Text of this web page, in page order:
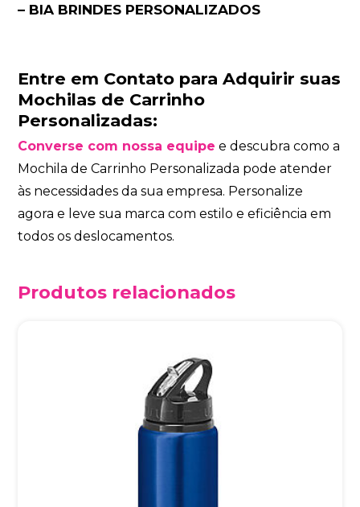
– BIA BRINDES PERSONALIZADOS
Entre em Contato para Adquirir suas
Mochilas de Carrinho
Personalizadas:
Converse com nossa equipe e descubra como a
Mochila de Carrinho Personalizada pode atender
às necessidades da sua empresa. Personalize
agora e leve sua marca com estilo e eficiência em
todos os deslocamentos.
Produtos relacionados